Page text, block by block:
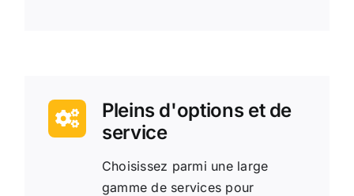
Pleins d'options et de
service
Choisissez parmi une large
gamme de services pour